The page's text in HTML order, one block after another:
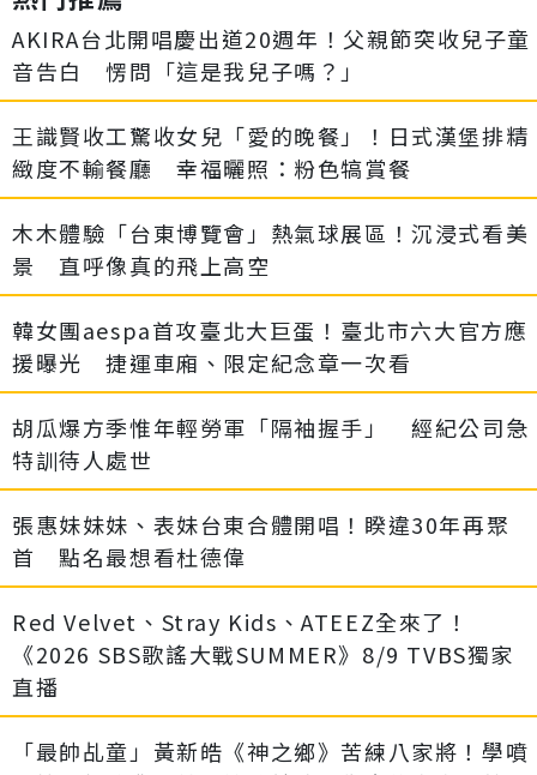
AKIRA台北開唱慶出道20週年！父親節突收兒子童
音告白 愣問「這是我兒子嗎？」
王識賢收工驚收女兒「愛的晚餐」！日式漢堡排精
緻度不輸餐廳 幸福曬照：粉色犒賞餐
木木體驗「台東博覽會」熱氣球展區！沉浸式看美
景 直呼像真的飛上高空
韓女團aespa首攻臺北大巨蛋！臺北市六大官方應
援曝光 捷運車廂、限定紀念章一次看
胡瓜爆方季惟年輕勞軍「隔袖握手」 經紀公司急
特訓待人處世
張惠妹妹妹、表妹台東合體開唱！睽違30年再聚
首 點名最想看杜德偉
Red Velvet、Stray Kids、ATEEZ全來了！
《2026 SBS歌謠大戰SUMMER》8/9 TVBS獨家
直播
「最帥乩童」黃新皓《神之鄉》苦練八家將！學噴